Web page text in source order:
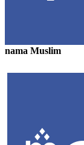
nama Muslim